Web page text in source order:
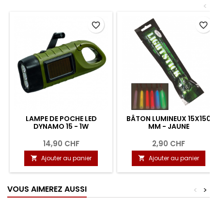
<
LAMPE DE POCHE LED
DYNAMO 15 - 1W
14,90 CHF
 Ajouter au panier
favorite_border
BÂTON LUMINEUX 15X150
MM - JAUNE
2,90 CHF
 Ajouter au panier
favorite_border
VOUS AIMEREZ AUSSI >
<